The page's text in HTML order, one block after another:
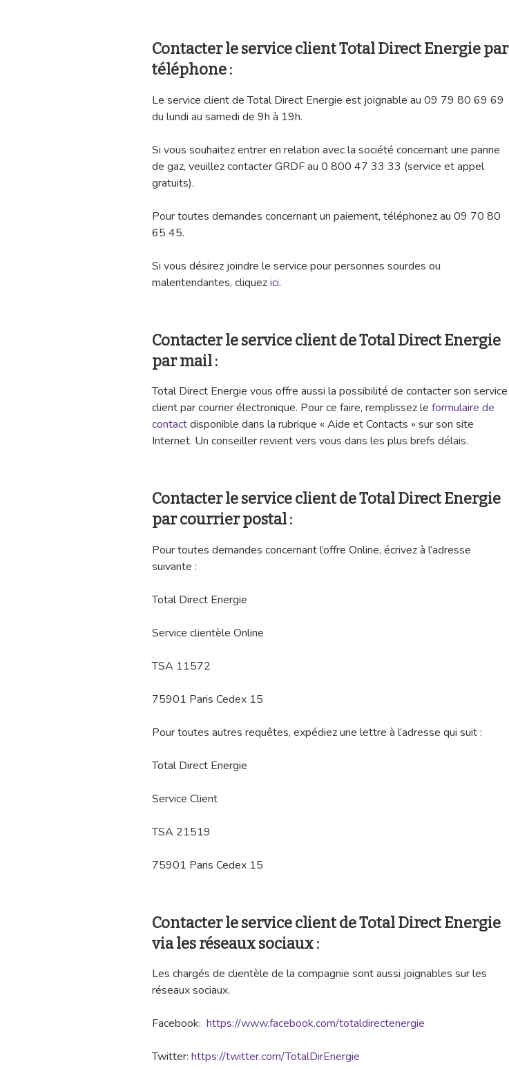
Contacter le service client Total Direct Energie par
téléphone :
Le service client de Total Direct Energie est joignable au 09 79 80 69 69
du lundi au samedi de 9h à 19h.
Si vous souhaitez entrer en relation avec la société concernant une panne
de gaz, veuillez contacter GRDF au 0 800 47 33 33 (service et appel
gratuits).
Pour toutes demandes concernant un paiement, téléphonez au 09 70 80
65 45.
Si vous désirez joindre le service pour personnes sourdes ou
malentendantes, cliquezici.
Contacter le service client de Total Direct Energie
par mail :
Total Direct Energie vous offre aussi la possibilité de contacter son service
client par courrier électronique. Pour ce faire, remplissez le formulaire de
contactdisponible dans la rubrique « Aide et Contacts » sur son site
Internet. Un conseiller revient vers vous dans les plus brefs délais.
Contacter le service client de Total Direct Energie
par courrier postal :
Pour toutes demandes concernant l’offre Online, écrivez à l’adresse
suivante :
Total Direct Energie
Service clientèle Online
TSA 11572
75901 Paris Cedex 15
Pour toutes autres requêtes, expédiez une lettre à l’adresse qui suit :
Total Direct Energie
Service Client
TSA 21519
75901 Paris Cedex 15
Contacter le service client de Total Direct Energie
via les réseaux sociaux :
Les chargés de clientèle de la compagnie sont aussi joignables sur les
réseaux sociaux.
Facebook: https://www.facebook.com/totaldirectenergie
Twitter: https://twitter.com/TotalDirEnergie